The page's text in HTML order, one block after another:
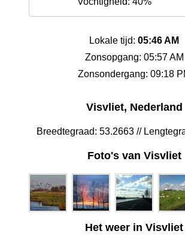
Lokale tijd: 05:46 AM
Zonsopgang: 05:57 AM
Zonsondergang: 09:18
Visvliet, Nederland
Breedtegraad: 53.2663 //
Foto's van Visvliet
Het weer in Visvliet